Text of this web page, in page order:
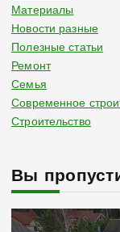
Материалы
Новости разные
Полезные статьи
Ремонт
Семья
Современное
Строительство
Вы